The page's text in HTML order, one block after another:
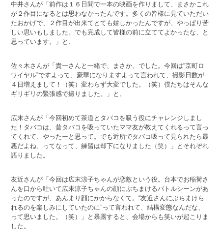
中井さんが「前作は１６日間で一本の映画を作りまして、まさかこれ
が２作目になるとは思わなかったんです。多くの皆様に見ていただい
たおかげで、２作目が出来てとても嬉しかったんですが、やっぱり苦
しい思いもしました。でも完成して皆様の前に立ててよかったな、と
思っています。」と、
佐々木さんが「貴一さんと一緒で、まさか、でした。今回は“京町ロ
ワイヤル”ですよって、豪華になりますよって言われて、撮影日数が
４日増えまして！（笑）変わらず大変でした。（笑）僕たちはそんな
ギリギリの緊張感で撮りました。」と、
広末さんが「今回初めて茶道とタバコを吸う役にチャレンジしまし
た！タバコは、昔タバコを吸っていたママ友が教えてくれるって言っ
てくれて、やったーと思って。でも近所でタバコ吸って見られたら最
悪だよね、ってなって、練習は却下になりました（笑）」とそれぞれ
語りました。
友近さんが「今回は広末涼子ちゃんが恋敵という役。台本でお稲荷さ
んを口から吐いて広末涼子ちゃんの顔にぶちまけるバトルシーンがあ
ったのですが、あんまり顔にかからなくて。“友近さんにぶちまけら
れるのを楽しみにしていたのに”って言われて、結構変態なんだな、
って思いました。（笑）」と暴露すると、会場からも笑いが起こりま
した。